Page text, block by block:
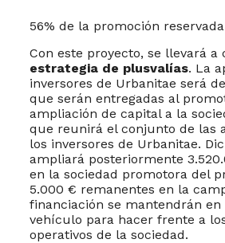
56% de la promoción reservada
Con este proyecto, se llevará a
estrategia de plusvalías. La
inversores de Urbanitae será de
que serán entregadas al
ampliación de capital a la
que reunirá el conjunto de las
los inversores de Urbanitae.
ampliará posteriormente
en la sociedad promotora del
5.000 € remanentes en la
financiación se mantendrán en
vehículo para hacer frente a
operativos de la sociedad.